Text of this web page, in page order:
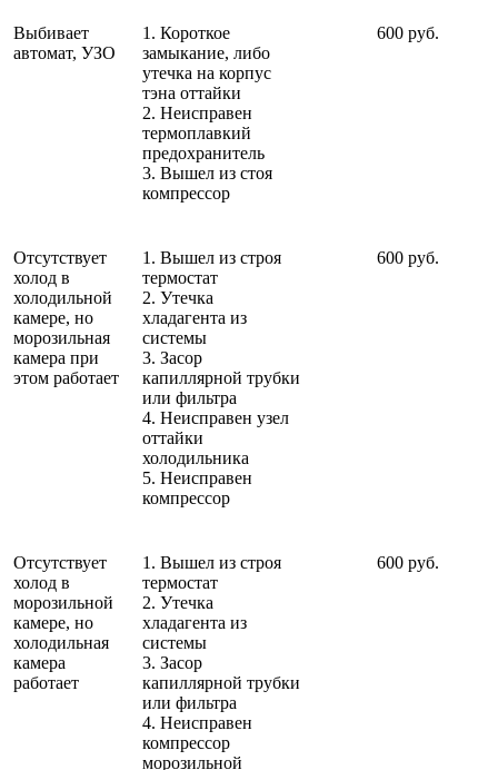
Выбивает
автомат, УЗО
1. Короткое
замыкание, либо
утечка на корпус
тэна оттайки
2. Неисправен
термоплавкий
предохранитель
3. Вышел из стоя
компрессор
600 руб.
Отсутствует
холод в
холодильной
камере, но
морозильная
камера при
этом работает
1. Вышел из строя
термостат
2. Утечка
хладагента из
системы
3. Засор
капиллярной трубки
или фильтра
4. Неисправен узел
оттайки
холодильника
5. Неисправен
компрессор
600 руб.
Отсутствует
холод в
морозильной
камере, но
холодильная
камера
работает
1. Вышел из строя
термостат
2. Утечка
хладагента из
системы
3. Засор
капиллярной трубки
или фильтра
4. Неисправен
компрессор
морозильной
600 руб.